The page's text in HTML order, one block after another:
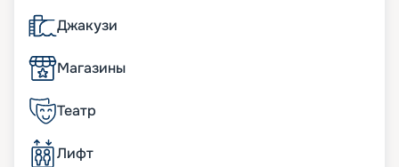
• широкое разнообразие кают разных классов
Кроме прочего, для гостей будет предложена
увлекательная познавательно-развлекательная
программа, разработанная специально для
насыщенного и интересного отдыха как на борту,
Джакузи
Магазины
Театр
Лифт